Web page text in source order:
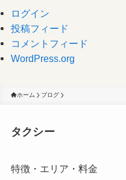
ログイン
投稿フィード
コメントフィード
WordPress.org
ホーム ブログ
タクシー
特徴・エリア・料金